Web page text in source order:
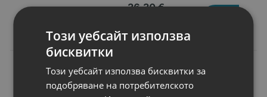
36.30 €
Подобни продукти
Този уебсайт използва
бисквитки
Този уебсайт използва бисквитки за
подобряване на потребителското